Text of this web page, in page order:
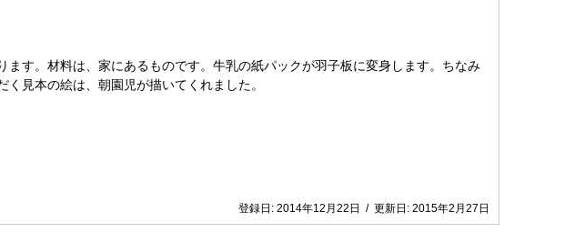
ます。材料は、家にあるものです。牛乳の紙パックが羽子板に変身します。ちなみ
見本の絵は、朝園児が描いてくれました。
登録日: 2014年12月22日 / 更新日: 2015年2月27日